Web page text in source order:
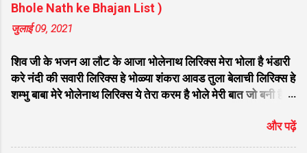
Bhole Nath ke Bhajan List )
जुलाई 09, 2021
शिव जी के भजन आ लौट के आजा भोलेनाथ लिरिक्स मेरा भोला है भंडारी
करे नंदी की सवारी लिरिक्स हे भोळ्या शंकरा आवड तुला बेलाची लिरिक्स हे
शम्भु बाबा मेरे भोलेनाथ लिरिक्स ये तेरा करम है भोले मेरी बात जो बनी है
गुलशन सा मेरे भोलेनाथ आये है लिरिक्स नगर में जोगी आया भेद कोई
समझ ना पाया लिरिक्स शिवजी तेरे द्वार हम भी आयेंगे लिरिक्स सांसो की
और पढ़ें